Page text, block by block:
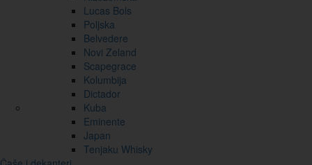
Lucas Bols
Poljska
Belvedere
Novi Zeland
Scapegrace
Kolumbija
Dictador
Kuba
Eminente
Japan
Tenjaku Whisky